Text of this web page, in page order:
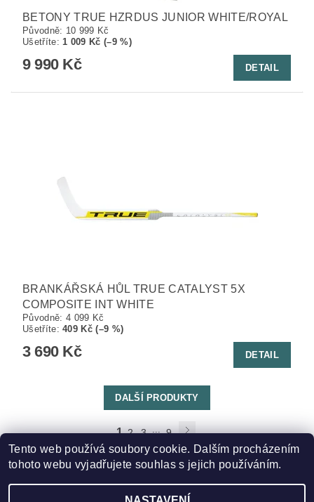
BETONY TRUE HZRDUS JUNIOR WHITE/ROYAL
Původně: 10 999 Kč
Ušetříte:1 009 Kč (–9 %)
9 990 Kč DETAIL
BRANKÁŘSKÁ HŮL TRUE CATALYST 5X
COMPOSITE INT WHITE
Původně: 4 099 Kč
Ušetříte:409 Kč (–9 %)
3 690 Kč DETAIL
DALŠÍ PRODUKTY
1 2 3
9
149 položek celkem
Tento web používá soubory cookie. Dalším procházením
tohoto webu vyjadřujete souhlas s jejich používáním.